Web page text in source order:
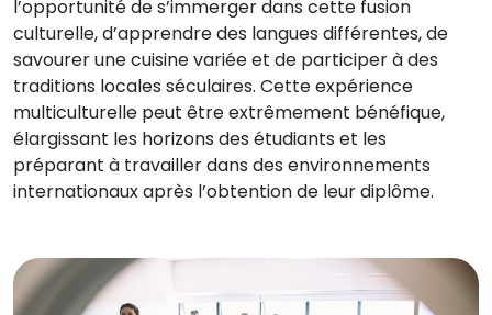
l’opportunité de s’immerger dans cette fusion
culturelle, d’apprendre des langues différentes, de
savourer une cuisine variée et de participer à des
traditions locales séculaires. Cette expérience
multiculturelle peut être extrêmement bénéfique,
élargissant les horizons des étudiants et les
préparant à travailler dans des environnements
internationaux après l’obtention de leur diplôme.